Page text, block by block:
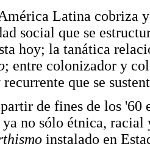
Latina cobriza
social que se
hoy; la tanática
; entre colonizador y
que se
de fines de los '60
no sólo étnica,
instalado en